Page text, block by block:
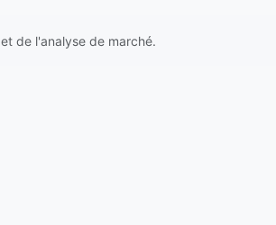
de l'analyse de marché.